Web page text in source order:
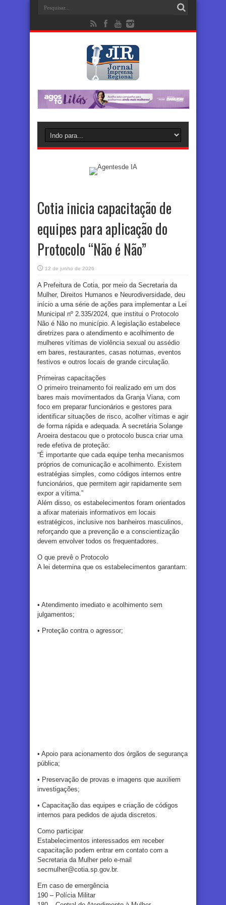
Cotia inicia capacitação de
equipes para aplicação do
Protocolo “Não é Não”
12 de junho de 2026
A Prefeitura de Cotia, por meio da Secretaria da
Mulher, Direitos Humanos e Neurodiversidade, deu
início a uma série de ações para implementar a Lei
Municipal nº 2.335/2024, que institui o Protocolo
Não é Não no município. A legislação estabelece
diretrizes para o atendimento e acolhimento de
mulheres vítimas de violência sexual ou assédio
em bares, restaurantes, casas noturnas, eventos
festivos e outros locais de grande circulação.
Primeiras capacitações
O primeiro treinamento foi realizado em um dos
bares mais movimentados da Granja Viana, com
foco em preparar funcionários e gestores para
identificar situações de risco, acolher vítimas e agir
de forma rápida e adequada. A secretária Solange
Aroeira destacou que o protocolo busca criar uma
rede efetiva de proteção:
“É importante que cada equipe tenha mecanismos
próprios de comunicação e acolhimento. Existem
estratégias simples, como códigos internos entre
funcionários, que permitem agir rapidamente sem
expor a vítima.”
Além disso, os estabelecimentos foram orientados
a afixar materiais informativos em locais
estratégicos, inclusive nos banheiros masculinos,
reforçando que a prevenção e a conscientização
devem envolver todos os frequentadores.
O que prevê o Protocolo
A lei determina que os estabelecimentos garantam:
• Atendimento imediato e acolhimento sem
julgamentos;
• Proteção contra o agressor;
• Apoio para acionamento dos órgãos de segurança
pública;
• Preservação de provas e imagens que auxiliem
investigações;
• Capacitação das equipes e criação de códigos
internos para pedidos de ajuda discretos.
Como participar
Estabelecimentos interessados em receber
capacitação podem entrar em contato com a
Secretaria da Mulher pelo e-mail
secmulher@cotia.sp.gov.br.
Em caso de emergência
190 – Polícia Militar